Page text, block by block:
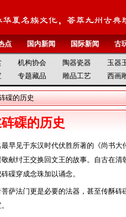
点 国内新闻 国际新闻 古
机构协会 陶器瓷器 玉器
专题藏品 雕品工艺 西画
磲的历史
磲的历史
早见于东汉时代伏胜所著的《尚书大
献纣王交换回文王的故事。自古在清
磲穿成念珠加以诵念。
萨法门更是必要的法器，甚至传酥砗